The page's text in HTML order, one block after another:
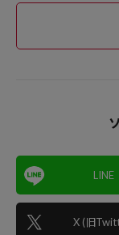
LINE
X (旧